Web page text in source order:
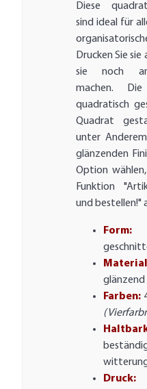
Diese
sind ideal für
Drucken Sie sie
sie noch
machen.
quadratisch
Quadrat
unter
glänzenden
Option
Funktion
und bestellen!"
glänzend
Farben:
Druck: